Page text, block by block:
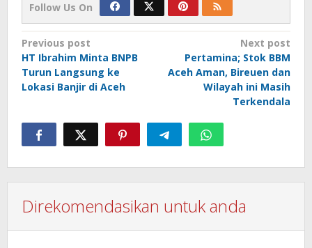
Follow Us On
Post
navigation
Previous post
HT Ibrahim Minta BNPB
Turun Langsung ke
Lokasi Banjir di Aceh
Next post
Pertamina; Stok BBM
Aceh Aman, Bireuen dan
Wilayah ini Masih
Terkendala
Direkomendasikan untuk anda